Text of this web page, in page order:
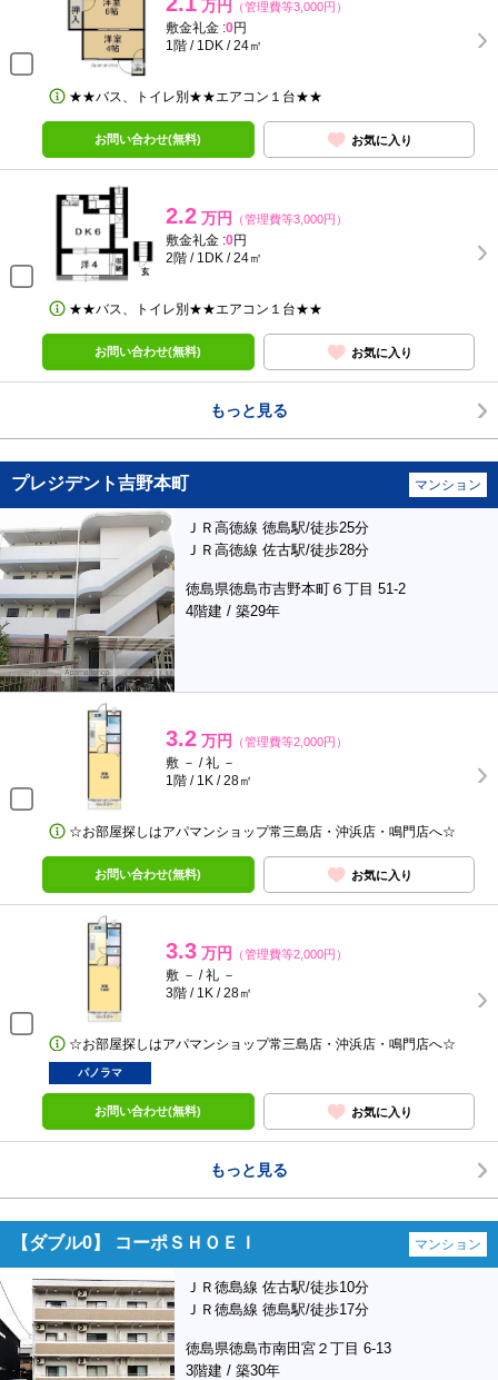
万円 （管理費等3,000円）
敷金礼金 :0円
1階 / 1DK / 24㎡
★★バス、トイレ別★★エアコン１台★★
お問い合わせ(無料) お気に入り
2.2 万円 （管理費等3,000円）
敷金礼金 :0円
2階 / 1DK / 24㎡
★★バス、トイレ別★★エアコン１台★★
お問い合わせ(無料) お気に入り
もっと見る
プレジデント吉野本町 マンション
ＪＲ高徳線 徳島駅/徒歩25分
ＪＲ高徳線 佐古駅/徒歩28分
徳島県徳島市吉野本町６丁目 51-2
4階建 / 築29年
3.2 万円 （管理費等2,000円）
敷 － / 礼 －
1階 / 1K / 28㎡
☆お部屋探しはアパマンショップ常三島店・沖浜店・鳴門店へ☆
お問い合わせ(無料) お気に入り
3.3 万円 （管理費等2,000円）
敷 － / 礼 －
3階 / 1K / 28㎡
☆お部屋探しはアパマンショップ常三島店・沖浜店・鳴門店へ☆
パノラマ
お問い合わせ(無料) お気に入り
もっと見る
【ダブル0】 コーポＳＨＯＥＩ マンション
ＪＲ徳島線 佐古駅/徒歩10分
ＪＲ徳島線 徳島駅/徒歩17分
徳島県徳島市南田宮２丁目 6-13
3階建 / 築30年